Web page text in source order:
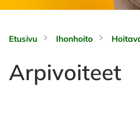
Etusivu Ihonhoito
Arpivoiteet